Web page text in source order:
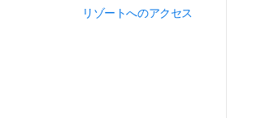
リゾートへのアクセス